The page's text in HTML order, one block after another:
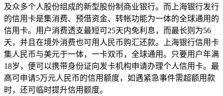
及众多个人股份组成的新型股份制商业银行。而上海银行发行
的信用卡是集消费、预借资金、转帐功能为一体的全球通用的
信用卡。用户消费透支最短可25天内免利息，而最长则为56
天，并且在境外消费也可用人民币购汇还款。上海银行信用卡
集人民币与美元于一体，一卡双币，全球通用。只要用户年满
18岁，便可以携带身份证向发卡机构申请办理个人信用卡。最
高可申请5万元人民币的信用额度，如遇紧急事件需超额用款
时，还可临时提升信用额度。